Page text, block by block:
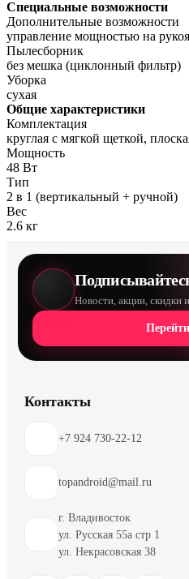
Специальные возможности
Дополнительные возможности
управление мощностью на
Пылесборник
без мешка (циклонный фильтр)
Уборка
сухая
Общие характеристики
Комплектация
круглая с мягкой щеткой,
Мощность
48 Вт
Тип
2 в 1 (вертикальный + ручной)
Вес
2.6 кг
Новости, акции, скидки
Контакты
+7 924 730-22-12
topandroid@mail.ru
г. Владивосток
ул. Русская 55а стр 1
ул. Некрасовская 38